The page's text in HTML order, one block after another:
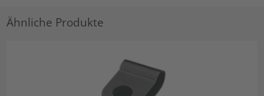
Ähnliche Produkte